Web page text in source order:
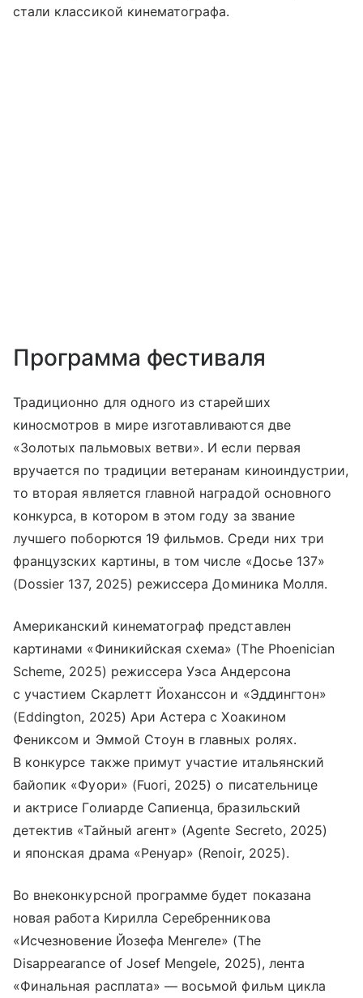
стали классикой кинематографа.
Программа фестиваля
Традиционно для одного из старейших
киносмотров в мире изготавливаются две
«Золотых пальмовых ветви». И если первая
вручается по традиции ветеранам киноиндустрии,
то вторая является главной наградой основного
конкурса, в котором в этом году за звание
лучшего поборются 19 фильмов. Среди них три
французских картины, в том числе «Досье 137»
(Dossier 137, 2025) режиссера Доминика Молля.
Американский кинематограф представлен
картинами «Финикийская схема» (The Phoenician
Scheme, 2025) режиссера Уэса Андерсона
с участием Скарлетт Йоханссон и «Эддингтон»
(Eddington, 2025) Ари Астера c Хоакином
Фениксом и Эммой Стоун в главных ролях.
В конкурсе также примут участие итальянский
байопик «Фуори» (Fuori, 2025) о писательнице
и актрисе Голиарде Сапиенца, бразильский
детектив «Тайный агент» (Agente Secreto, 2025)
и японская драма «Ренуар» (Renoir, 2025).
Во внеконкурсной программе будет показана
новая работа Кирилла Серебренникова
«Исчезновение Йозефа Менгеле» (The
Disappearance of Josef Mengele, 2025), лента
«Финальная расплата» — восьмой фильм цикла